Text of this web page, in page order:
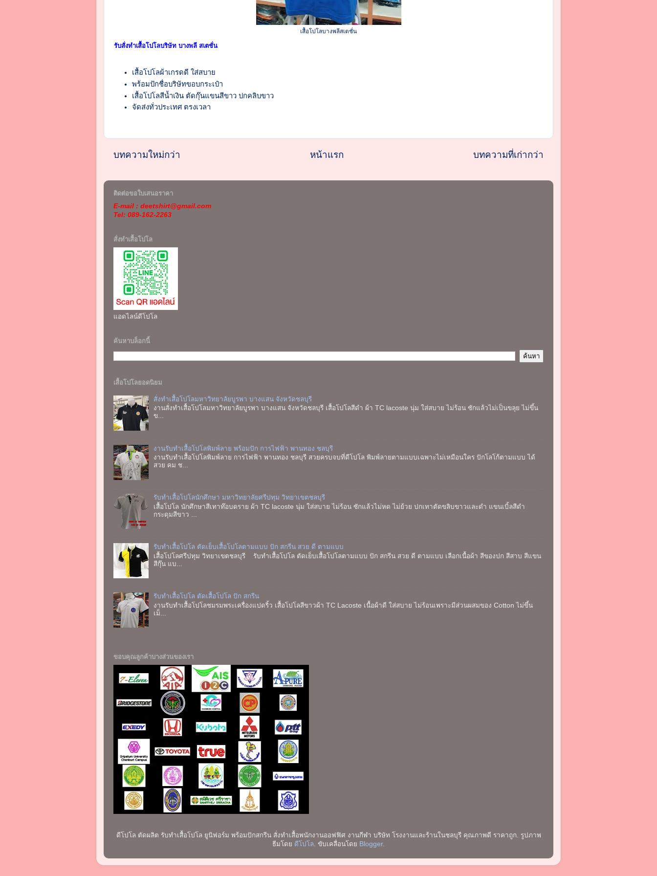
เสื้อโปโลบางพลีสเตชั่น
รับสั่งทำเสื้อโปโลบริษัท บางพลี สเตชั่น
เสื้อโปโลผ้าเกรดดี ใส่สบาย
พร้อมปักชื่อบริษัทขอบกระเป๋า
เสื้อโปโลสีน้ำเงิน ตัดกุ๊นแขนสีขาว ปกคลิบขาว
จัดส่งทั่วประเทศ ตรงเวลา
บทความใหม่กว่า บทความที่เก่ากว่า
หน้าแรก
ติดต่อขอใบเสนอราคา
E-mail : deetshirt@gmail.com
Tel: 089-162-2263
สั่งทำเสื้อโปโล
แอดไลน์ดีโปโล
ค้นหาบล็อกนี้
เสื้อโปโลยอดนิยม
สั่งทำเสื้อโปโลมหาวิทยาลัยบูรพา บางแสน จังหวัดชลบุรี
งานสั่งทำเสื้อโปโลมหาวิทยาลัยบูรพา บางแสน จังหวัดชลบุรี เสื้อโปโลสีดำ ผ้า TC lacoste นุ่ม ใส่สบาย ไม่ร้อน ซักแล้วไม่เป็นขลุย ไม่ขึ้น
ข...
งานรับทำเสื้อโปโลพิมพ์ลาย พร้อมปัก การไฟฟ้า พานทอง ชลบุรี
งานรับทำเสื้อโปโลพิมพ์ลาย การไฟฟ้า พานทอง ชลบุรี สวยครบจบที่ดีโปโล พิมพ์ลายตามแบบเฉพาะไม่เหมือนใคร ปักโลโก้ตามแบบ ได้
สวย คม ช...
รับทำเสื้อโปโลนักศึกษา มหาวิทยาลัยศรีปทุม วิทยาเขตชลบุรี
เสื้อโปโล นักศึกษาสีเทาท๊อบดราย ผ้า TC lacoste นุ่ม ใส่สบาย ไม่ร้อน ซักแล้วไม่หด ไม่ย้วย ปกเทาตัดขลิบขาวและดำ แขนเบิ้ลสีดำ
กระดุมสีขาว ...
รับทำเสื้อโปโล ตัดเย็บเสื้อโปโลตามแบบ ปัก สกรีน สวย ดี ตามแบบ
เสื้อโปโลศรีปทุม วิทยาเขตชลบุรี รับทำเสื้อโปโล ตัดเย็บเสื้อโปโลตามแบบ ปัก สกรีน สวย ดี ตามแบบ เลือกเนื้อผ้า สีของปก สีสาบ สีแขน
สีกุ๊น แบ...
รับทำเสื้อโปโล ตัดเสื้อโปโล ปัก สกรีน
งานรับทำเสื้อโปโลชมรมพระเครื่องแปดริ้ว เสื้อโปโลสีขาวผ้า TC Lacoste เนื้อผ้าดี ใส่สบาย ไม่ร้อนเพราะมีส่วนผสมของ Cotton ไม่ขึ้น
เม็...
ขอบคุณลูกค้าบางส่วนของเรา
ดีโปโล ตัดผลิต รับทำเสื้อโปโล ยูนิฟอร์ม พร้อมปักสกรีน สั่งทำเสื้อพนักงานออฟฟิศ งานกีฬา บริษัท โรงงานและร้านในชลบุรี คุณภาพดี ราคาถูก. รูปภาพ
ธีมโดย ดีโปโล. ขับเคลื่อนโดย Blogger.